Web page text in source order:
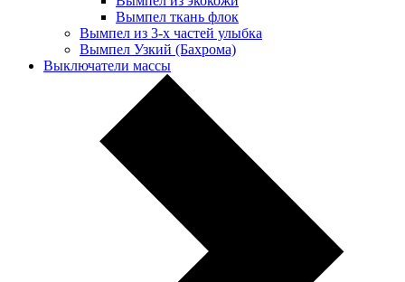
Вымпел ткань флок
Вымпел из 3-х частей улыбка
Вымпел Узкий (Бахрома)
Выключатели массы